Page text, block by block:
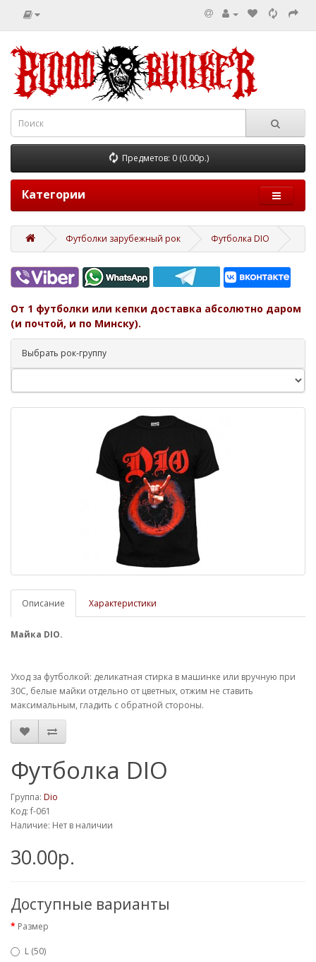
Предметов: 0 (0.00р.)
Категории
Футболки зарубежный рок Футболка DIO
От 1 футболки или кепки доставка абсолютно даром
(и почтой, и по Минску).
Выбрать рок-группу
Описание Характеристики
Майка DIO.
Уход за футболкой: деликатная стирка в машинке или вручную при
30С, белые майки отдельно от цветных, отжим не ставить
максимальным, гладить с обратной стороны.
Футболка DIO
Группа: Dio
Код: f-061
Наличие: Нет в наличии
30.00р.
Доступные варианты
Размер
L (50)